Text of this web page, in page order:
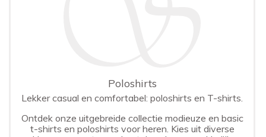
Poloshirts
Lekker casual en comfortabel: poloshirts en T-shirts.
Ontdek onze uitgebreide collectie modieuze en basic
t-shirts en poloshirts voor heren. Kies uit diverse